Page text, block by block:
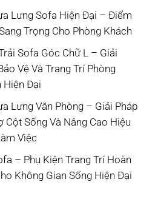
Lưng Sofa Hiện Đại – Điểm
Trọng Cho Phòng Khách
Sofa Góc Chữ L – Giải
Vệ Và Trang Trí Phòng
Hiện Đại
Lưng Văn Phòng – Giải Pháp
Cột Sống Và Nâng Cao Hiệu
Việc
– Phụ Kiện Trang Trí Hoàn
Không Gian Sống Hiện Đại